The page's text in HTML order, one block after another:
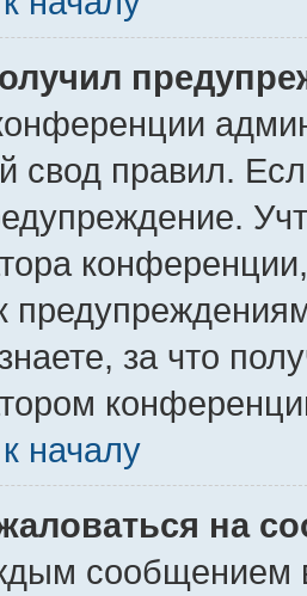
свод правил.
за что
началу
на
сообщением